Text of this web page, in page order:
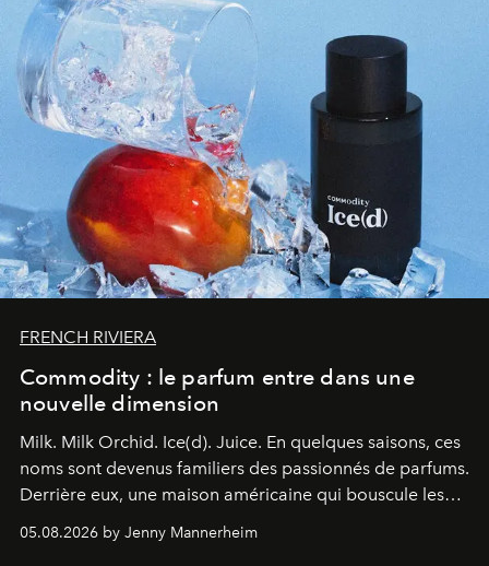
FRENCH RIVIERA
Commodity : le parfum entre dans une
nouvelle dimension
Milk. Milk Orchid. Ice(d). Juice. En quelques saisons, ces
noms sont devenus familiers des passionnés de parfums.
Derrière eux, une maison américaine qui bouscule les
codes de la parfumerie contemporaine en proposant
une approche aussi intuitive que personnelle :
05.08.2026 by Jenny Mannerheim